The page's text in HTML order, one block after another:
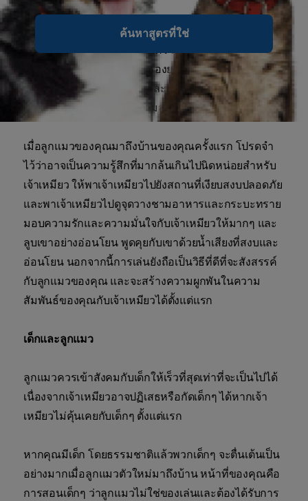
ค้นหาสูตรที่ใช่
ลูกแมวของคุณอาจย้ายเข้ามาอยู่บ้านของคุณเมื่ออายุได้
ประมาณ 8 - 12 สัปดาห์ สมมติว่าเจ้าเหมียวได้สัมผัสกับ
มนุษย์มามากมาย จะไม่ใช่เรื่องยากสำหรับคุณเลยที่จะยก
ระดับการพัฒนาที่ดีทั้งหมดและช่วยให้เจ้าเหมียวเติบโต
ขึ้นเป็นแมวที่เป็นมิตร มีความสุขและมั่นใจ
เมื่อลูกแมวของคุณมาถึงบ้านของคุณครั้งแรก โปรดจำ
ไว้ว่าอาจเป็นความรู้สึกที่มากล้นเกินไปนิดหน่อยสำหรับ
เจ้าเหมียว ให้พาเจ้าเหมียวไปยังสถานที่เงียบสงบปลอดภัย
และพาเจ้าเหมียวไปดูจุดวางชามอาหารและกระบะทราย
มอบความรักและความมั่นใจกับเจ้าเหมียวให้มากๆ และ
ลูบเขาอย่างอ่อนโยน พูดคุยกับเขาด้วยน้ำเสียงที่สงบและ
อ่อนโยน นอกจากนี้การเล่นยังถือเป็นวิธีที่ดีที่จะสังสรรค์
กับลูกแมวของคุณ และจะสร้างความผูกพันในความ
สัมพันธ์ของคุณกับเจ้าเหมียวได้ตั้งแต่แรก
เด็กและลูกแมว
ลูกแมวควรเข้าสังคมกับเด็กให้เร็วที่สุดเท่าที่จะเป็นไปได้
เนื่องจากเจ้าเหมียวอาจปฏิเสธหรือกัดเด็กๆ ได้หากเจ้า
เหมียวไม่คุ้นเคยกับเด็กๆ ตั้งแต่แรก
หากคุณมีเด็ก โดยธรรมชาติแล้วพวกเด็กๆ จะตื่นเต้นเป็น
อย่างมากเมื่อลูกแมวตัวใหม่มาถึงบ้าน หน้าที่ของคุณคือ
การสอนเด็กๆ ว่าลูกแมวไม่ใช่ของเล่นและต้องได้รับการ